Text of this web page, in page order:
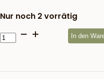
Nur noch 2 vorrätig
Holzzug
Safari
In den